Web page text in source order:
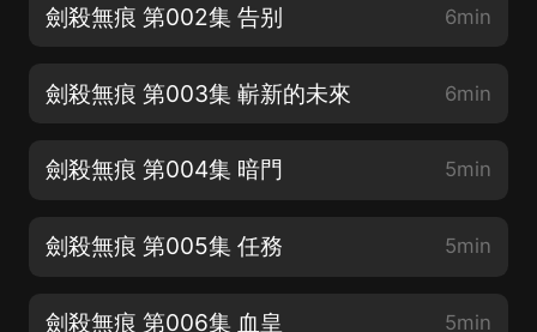
劍殺無痕 第002集 告别 6min
劍殺無痕 第003集 嶄新的未來 6min
劍殺無痕 第004集 暗門 5min
劍殺無痕 第005集 任務 5min
劍殺無痕 第006集 血皇 5min